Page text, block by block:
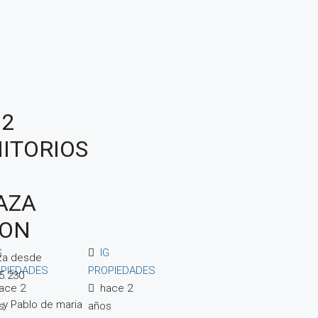
2
desde
Pablo de maria
IG
PROPIEDADES
hace 2
años